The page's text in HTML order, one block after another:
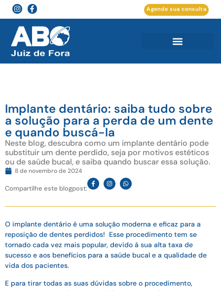
Agende sua consulta
Implante dentário: saiba tudo sobre
a solução para a perda de um dente
e quando buscá-la
Neste blog, descubra como um implante dentário pode
substituir um dente perdido, seja por motivos estéticos
ou de saúde bucal, e saiba quando buscar essa solução.
8 de novembro de 2024
Compartilhe este blogpost:
O implante dentário é uma solução moderna e eficaz para a
reposição de dentes perdidos! Esse procedimento tem se
tornado cada vez mais popular, devido à sua alta taxa de
sucesso e aos benefícios para a saúde bucal e a qualidade de
vida dos pacientes.
E para tirar todas as suas dúvidas sobre o procedimento,